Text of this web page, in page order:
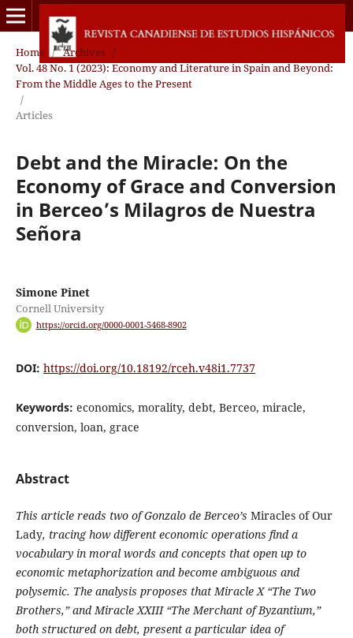
Home / Archives /
Vol. 48 No. 1 (2023): Economy and Literature in Spain and Beyond:
From the Middle Ages to the Present
/
Articles
Debt and the Miracle: On the
Economy of Grace and Conversion
in Berceo’s Milagros de Nuestra
Señora
Simone Pinet
Cornell University
https://orcid.org/0000-0001-5468-8902
DOI: https://doi.org/10.18192/rceh.v48i1.7737
Keywords: economics, morality, debt, Berceo, miracle,
conversion, loan, grace
Abstract
This article reads two of Gonzalo de Berceo’s Miracles of Our
Lady, tracing how different economic operations find a
vocabulary in moral words and concepts that open up to
economic metaphorization and become ambiguous and
polysemic. The analysis proposes that Miracle X “The Two
Brothers,” and Miracle XXIII “The Merchant of Byzantium,”
both structured on debt, present a particular idea of